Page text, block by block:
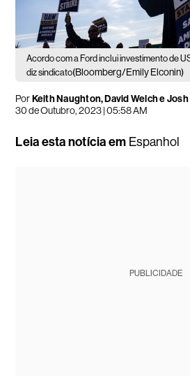
Acordo com a Ford inclui investimento de
diz sindicato(Bloomberg/Emily Elconin)
PorKeith Naughton, David Welch e
30 de Outubro, 2023 | 05:58 AM
Leia esta notícia em Espanhol
PUBLICIDADE